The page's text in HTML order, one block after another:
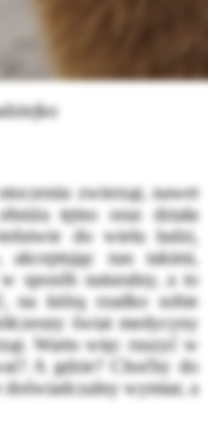
zwierząt, nawet
tętno oraz działa
do wielu ludzi,
akceptując nas takimi,
sposób naturalny, a to
na którą rzadko sobie
świat medycyny
Warto więc ruszyć w
A gdzie? Choćby do
doświadczalny wymiar, a